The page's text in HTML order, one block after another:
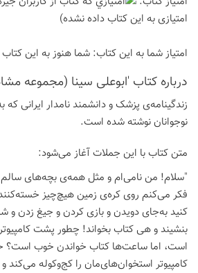
امتیازی به این كتاب داده نشده)
امتیاز شما به این كتاب: شما هنوز به این كتاب
درباره كتاب 'ابوعلی سینا (مجموعه
زندگینامه‌ی پزشک و دانشمند نامدار ایرانی که
نوجوانان نوشته شده است.
متن کتاب با این جملات آغاز می‌شود:
"سلام! من نامی‌ام و مثل همه‌ی بچه‌های سالم
فکر می‌کنم روی کره‌ی زمین هیچ‌چیز
کنید به‌جای دویدن و بازی کردن و جیغ زدن و
بنشیند و هی کتاب بخواند! چطور پشت
است، اما ساعت‌ها کتاب خواندن خوب است؟
کامپیوتر استخوان‌های‌مان را کج‌وکوله